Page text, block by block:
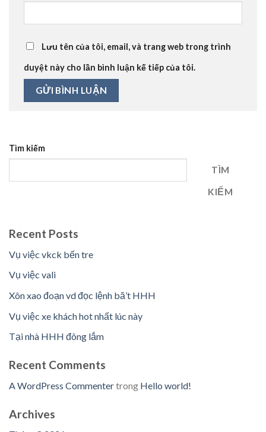
Lưu tên của tôi, email, và trang web trong trình
duyệt này cho lần bình luận kế tiếp của tôi.
Tìm kiếm
TÌM
KIẾM
Recent Posts
Vụ việc vkck bến tre
Vụ việc vali
Xôn xao đoạn vd đọc lệnh bă’t HHH
Vụ việc xe khách hot nhất lúc này
Tại nhà HHH đông lắm
Recent Comments
A WordPress Commentertrong Hello world!
Archives